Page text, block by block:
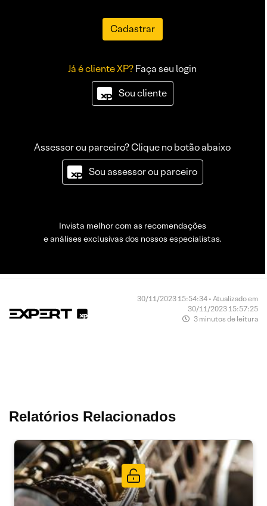
Cadastrar
Já é cliente XP?Faça seu login
Sou cliente
Assessor ou parceiro? Clique no botão abaixo
Sou assessor ou parceiro
Invista melhor com as recomendações
e análises exclusivas dos nossos especialistas.
30/11/2023 15:54:34 • Atualizado em
30/11/2023 15:57:25
3 minutos de leitura
Relatórios Relacionados